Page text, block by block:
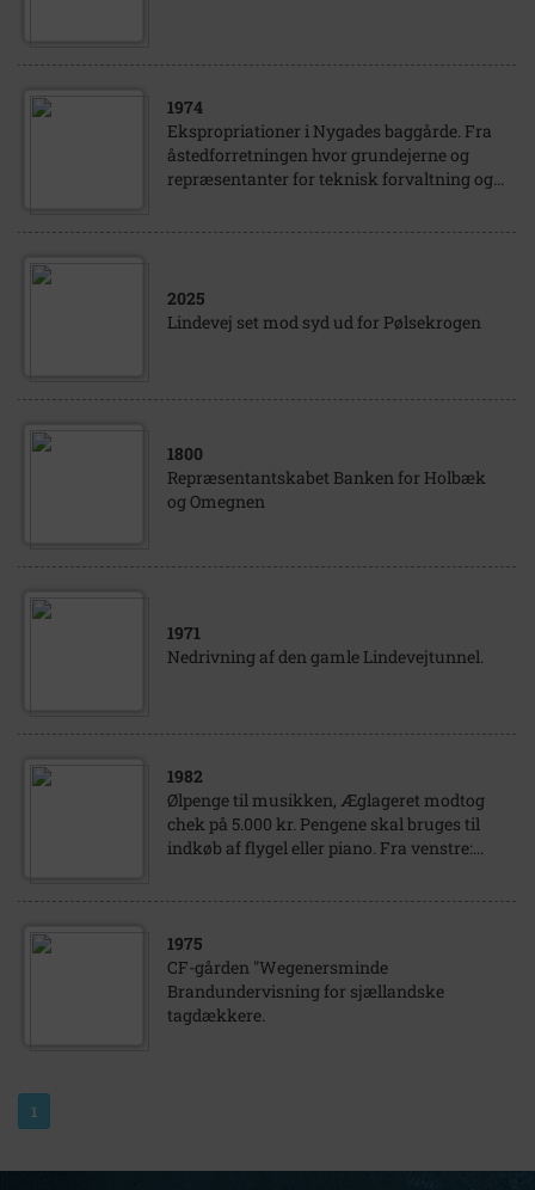
1974
Ekspropriationer i Nygades baggårde. Fra
åstedforretningen hvor grundejerne og
repræsentanter for teknisk forvaltning og...
2025
Lindevej set mod syd ud for Pølsekrogen
1800
Repræsentantskabet Banken for Holbæk
og Omegnen
1971
Nedrivning af den gamle Lindevejtunnel.
1982
Ølpenge til musikken, Æglageret modtog
chek på 5.000 kr. Pengene skal bruges til
indkøb af flygel eller piano. Fra venstre:...
1975
CF-gården "Wegenersminde
Brandundervisning for sjællandske
tagdækkere.
1